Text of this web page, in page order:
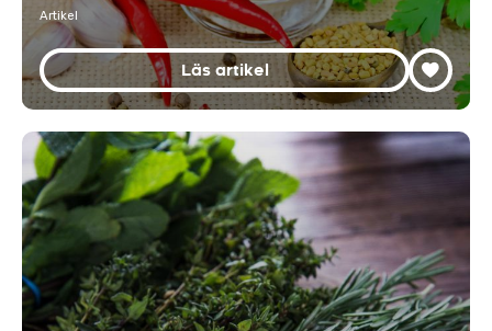
Artikel
Läs artikel